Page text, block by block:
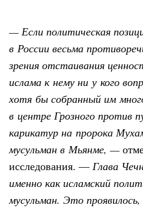
— Если политическая
в России весьма
зрения отстаивания
ислама к нему ни у кого
хотя бы собранный им
в центре Грозного против
карикатур на пророка
мусульман в Мьянме, —
исследования. — Глава
именно как исламский
мусульман. Это